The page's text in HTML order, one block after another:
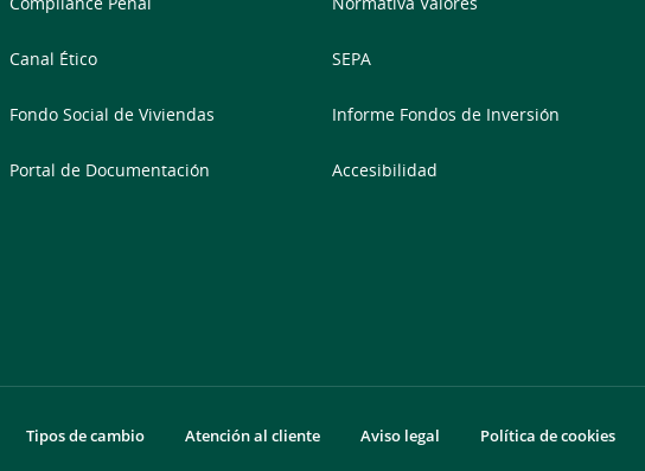
Canal Ético
Fondo Social de Viviendas
Portal de Documentación
SEPA
Informe Fondos de Inversión
Accesibilidad
Tipos de cambio Atención al cliente Aviso legal Política de cookies